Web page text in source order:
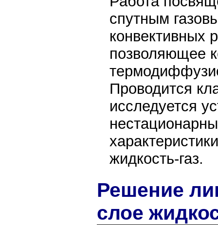
спутным
конвективных
позволяющее
Проводится
исследуется
жидкость-газ.
Решение
слое